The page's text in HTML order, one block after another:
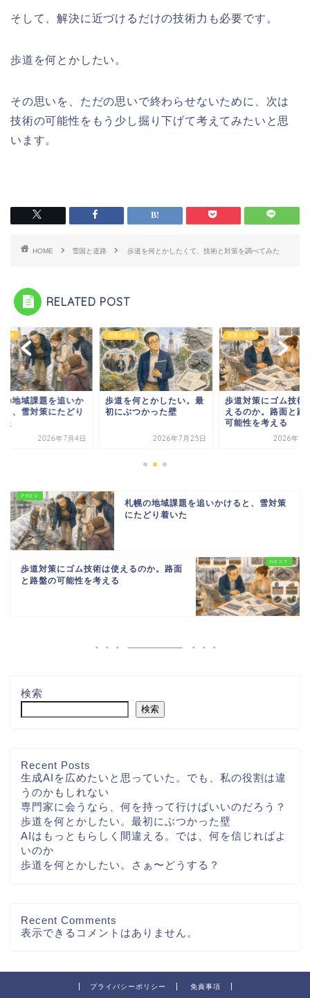
そして、解決に近づけるだけの技術力も必要です。
歩道を何とかしたい。
その思いを、ただの思いで終わらせないために、次は
技術の可能性をもう少し掘り下げて考えてみたいと思
います。
HOME 雪国と道路 歩道を何とかしたくて、技術と対策を調べてみた
RELATED POST
道路
の地域課題を追いか
と、雪対策にたどり
た
2026年7月4日
雪国と道路
歩道を何とかしたい。最
初にぶつかった壁
2026年7月25日
雪国と道路
歩道対策にゴム技術
えるのか。路面と路
可能性を考える
2026年7
札幌の地域課題を追いかけると、雪対策
にたどり着いた
歩道対策にゴム技術は使えるのか。路面
と路盤の可能性を考える
検索
検索
Recent Posts
生成AIを広めたいと思っていた。でも、私の役割は違
うのかもしれない
専門家に会うなら、何を持って行けばいいのだろう？
歩道を何とかしたい。最初にぶつかった壁
AIはもっともらしく間違える。では、何を信じればよ
いのか
歩道を何とかしたい。さぁ〜どうする？
Recent Comments
表示できるコメントはありません。
プライバシーポリシー 免責事項